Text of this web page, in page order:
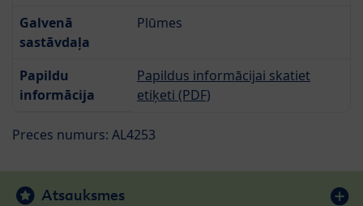
Galvenā
sastāvdaļa
Plūmes
Papildu
informācija
Papildus informācijai skatiet
etiķeti (PDF)
Preces numurs: AL4253
Atsauksmes